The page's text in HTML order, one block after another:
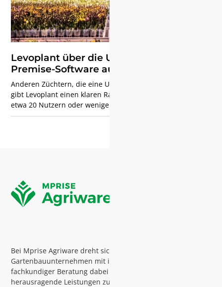
Levoplant über die Umstellung von On-
Premise-Software auf Cloud-Software
Anderen Züchtern, die eine Umstellung in Betracht ziehen,
gibt Levoplant einen klaren Rat: „Für Unternehmen mit
etwa 20 Nutzern oder weniger ist das ein Kinderspiel. Sie
sind günstiger, haben weniger Probleme mit Updates und
Bei Mprise Agriware dreht sich alles darum,
Gartenbauunternehmen mit intelligenter Software und
fachkundiger Beratung dabei zu unterstützen,
herausragende Leistungen zu erbringen